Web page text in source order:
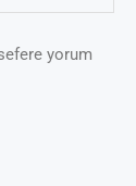
yorum